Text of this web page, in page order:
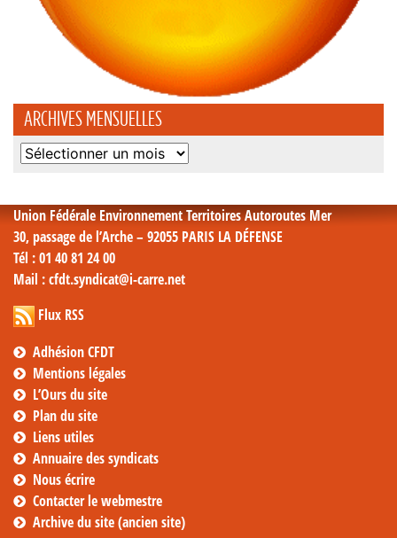
ARCHIVES MENSUELLES
Archives
Union Fédérale Environnement Territoires Autoroutes Mer
30, passage de l’Arche – 92055 PARIS LA DÉFENSE
Tél : 01 40 81 24 00
Mail : cfdt.syndicat@i-carre.net
Flux RSS
Adhésion CFDT
Mentions légales
L’Ours du site
Plan du site
Liens utiles
Annuaire des syndicats
Nous écrire
Contacter le webmestre
Archive du site (ancien site)